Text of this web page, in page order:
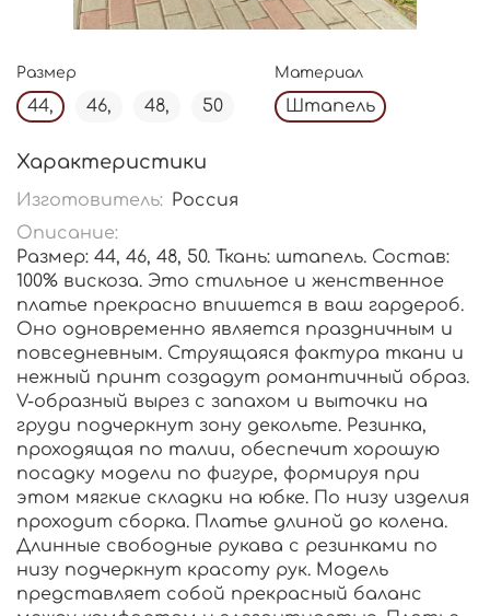
Размер
44, 46, 48, 50
Материал
Штапель
Характеристики
Изготовитель: Россия
Описание:
Размер: 44, 46, 48, 50. Ткань: штапель. Состав:
100% вискоза. Это стильное и женственное
платье прекрасно впишется в ваш гардероб.
Оно одновременно является праздничным и
повседневным. Струящаяся фактура ткани и
нежный принт создадут романтичный образ.
V-образный вырез с запахом и выточки на
груди подчеркнут зону декольте. Резинка,
проходящая по талии, обеспечит хорошую
посадку модели по фигуре, формируя при
этом мягкие складки на юбке. По низу изделия
проходит сборка. Платье длиной до колена.
Длинные свободные рукава с резинками по
низу подчеркнут красоту рук. Модель
представляет собой прекрасный баланс